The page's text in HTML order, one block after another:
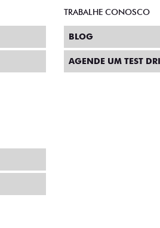
TRABALHE CONOSCO
BLOG
AGENDE UM TEST